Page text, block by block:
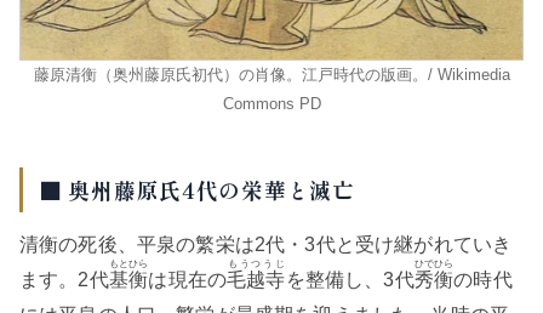
藤原清衡（奥州藤原氏初代）の肖像。江戸時代の版画。/ Wikimedia
Commons PD
■ 奥州藤原氏4代の栄華と滅亡
清衡の死後、平泉の繁栄は2代・3代と受け継がれていき
ます。2代基衡
もとひら
は現在の毛越寺
もうつうじ
を整備し、3代秀衡
ひでひら
の時代